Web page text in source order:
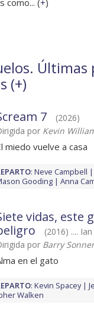
como... (+)
Últimas
(+)
7
(2026)
por Kevin
miedo vuelve a casa
: Neve Campbell
Gooding
Anna
vidas, este
(2016) ....
por Barry
en el gato
: Kevin Spacey
Walken